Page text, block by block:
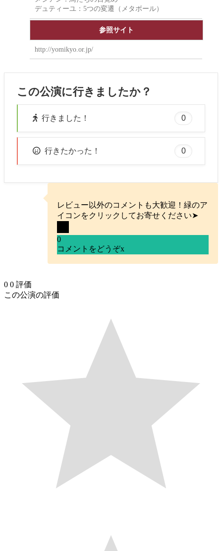
デュティーユ：5つの変遷（メタボール）
参照サイト
http://yomikyo.or.jp/
この公演に行きましたか？
行きました！ 0
行きたかった！ 0
レビュー以外のコメントも大歓迎！緑のア
イコンをクリックしてお寄せください➤
0
コメントをどうぞx
0 0 評価
この公演の評価